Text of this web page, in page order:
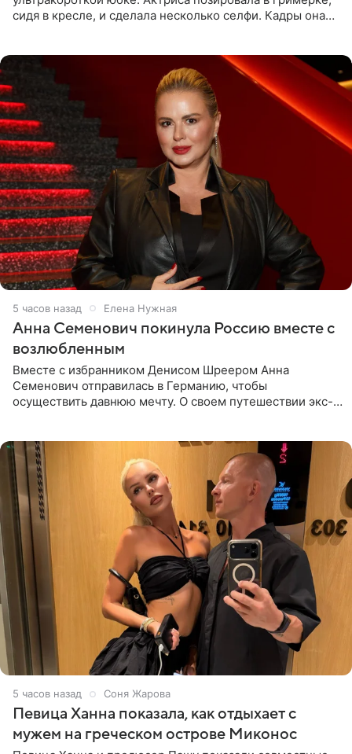
сидя в кресле, и сделала несколько селфи. Кадры она
5 часов назад Елена Нужная
Анна Семенович покинула Россию вместе с
возлюбленным
Вместе с избранником Денисом Шреером Анна
Семенович отправилась в Германию, чтобы
осуществить давнюю мечту. О своем путешествии экс-
5 часов назад Соня Жарова
Певица Ханна показала, как отдыхает с
мужем на греческом острове Миконос